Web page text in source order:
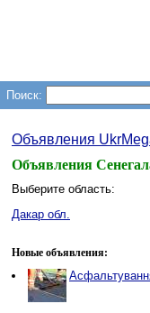
Поиск:
Объявления
Объявления
Выберите область:
Дакар обл.
Новые объявления: